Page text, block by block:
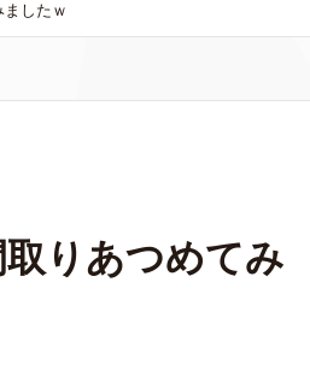
したｗ
りあつめてみ